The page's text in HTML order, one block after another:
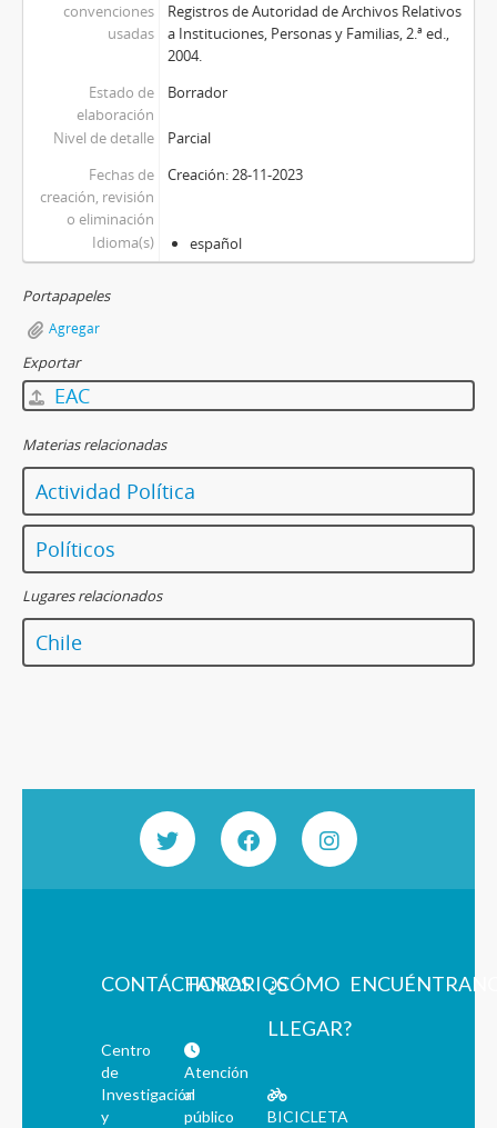
convenciones
usadas
Registros de Autoridad de Archivos Relativos
a Instituciones, Personas y Familias, 2.ª ed.,
2004.
Estado de
elaboración
Borrador
Nivel de detalle
Parcial
Fechas de
creación, revisión
o eliminación
Creación: 28-11-2023
Idioma(s) español
Portapapeles
Agregar
Exportar
EAC
Materias relacionadas
Actividad Política
Políticos
Lugares relacionados
Chile
CONTÁCTANOS
Centro
de
Investigación
y
HORARIOS
Atención
al
público
¿CÓMO
LLEGAR?
BICICLETA